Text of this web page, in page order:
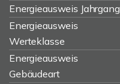
Energieausweis Jahrgang
Energieausweis
Werteklasse
Energieausweis
Gebäudeart